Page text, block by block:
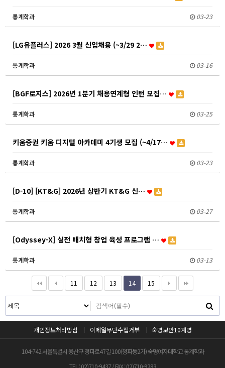
통계학과 03-23
[LG유플러스] 2026 3월 신입채용 (~3/29 2…
통계학과 03-16
[BGF로지스] 2026년 1분기 채용연계형 인턴 모집…
통계학과 03-25
키움증권 키움 디지털 아카데미 4기생 모집 (~4/17…
통계학과 03-23
[D-10] [KT&G] 2026년 상반기 KT&G 신…
통계학과 03-27
[Odyssey-X] 실전 배치형 창업 육성 프로그램 …
통계학과 03-13
11 12 13 14 15
개인정보처리방침 이메일무단수집거부 숙명보안10계명
104-742 서울특별시 용산구 청파로47길 100(청파동2가) 숙명여자대학교 통계학과
TEL : 02)710-9437 / FAX : 02)710-9283